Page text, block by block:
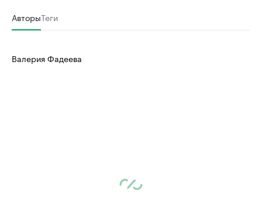
АвторыТеги
Валерия Фадеева